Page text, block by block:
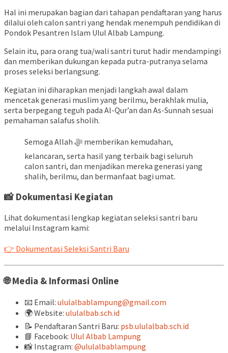
Hal ini merupakan bagian dari tahapan pendaftaran yang harus
dilalui oleh calon santri yang hendak menempuh pendidikan di
Pondok Pesantren Islam Ulul Albab Lampung.
Selain itu, para orang tua/wali santri turut hadir mendampingi
dan memberikan dukungan kepada putra-putranya selama
proses seleksi berlangsung.
Kegiatan ini diharapkan menjadi langkah awal dalam
mencetak generasi muslim yang berilmu, berakhlak mulia,
serta berpegang teguh pada Al-Qur’an dan As-Sunnah sesuai
pemahaman salafus sholih.
Semoga Allah ﷻ memberikan kemudahan,
kelancaran, serta hasil yang terbaik bagi seluruh
calon santri, dan menjadikan mereka generasi yang
shalih, berilmu, dan bermanfaat bagi umat.
📸 Dokumentasi Kegiatan
Lihat dokumentasi lengkap kegiatan seleksi santri baru
melalui Instagram kami:
👉 Dokumentasi Seleksi Santri Baru
🌐 Media & Informasi Online
📧 Email: ululalbablampung@gmail.com
🌍 Website: ululalbab.sch.id
📝 Pendaftaran Santri Baru: psb.ululalbab.sch.id
📘 Facebook: Ulul Albab Lampung
📸 Instagram: @ululalbablampung